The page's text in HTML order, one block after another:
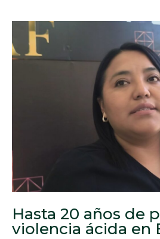
Hasta 20 años de
violencia ácida en